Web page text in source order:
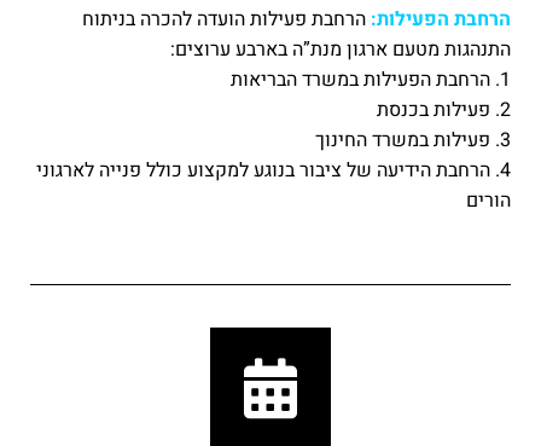
הרחבת הפעילות: הרחבת פעילות הועדה להכרה בניתוח
התנהגות מטעם ארגון מנת”ה בארבע ערוצים:
1. הרחבת הפעילות במשרד הבריאות
2. פעילות בכנסת
3. פעילות במשרד החינוך
4. הרחבת הידיעה של ציבור בנוגע למקצוע כולל פנייה לארגוני
הורים